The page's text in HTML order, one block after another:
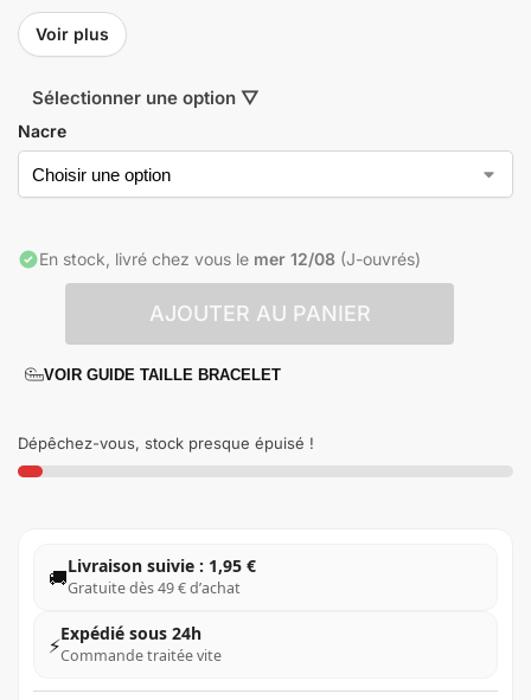
ou verte
Commandez ce
chez vous en 3 jours
Voir plus
Sélectionner une option ▽
Nacre
En stock, livré chez vous le mer 12/08 (J-ouvrés)
AJOUTER AU PANIER
VOIR GUIDE TAILLE BRACELET
Dépêchez-vous, stock presque épuisé !
🚚Livraison suivie : 1,95 €
Gratuite dès 49 € d’achat
⚡Expédié sous 24h
Commande traitée vite